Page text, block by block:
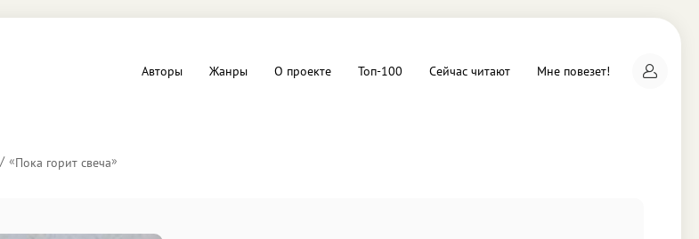
Авторы Жанры О проекте Топ-100 Сейчас читают Мне повезет!
«Пока горит свеча»